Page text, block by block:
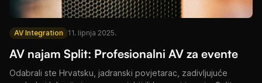
AV Integration 11. lipnja 2025.
AV najam Split: Profesionalni AV za evente
Odabrali ste Hrvatsku, jadranski povjetarac, zadivljujuće